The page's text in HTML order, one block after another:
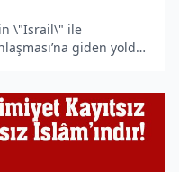
\"İsrail\" ile
giden yolda